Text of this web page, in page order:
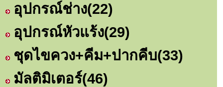
อุปกรณ์ช่าง(22)
อุปกรณ์หัวแร้ง(29)
ชุดไขควง+คีม+ปากคีบ(33)
มัลติมิเตอร์(46)